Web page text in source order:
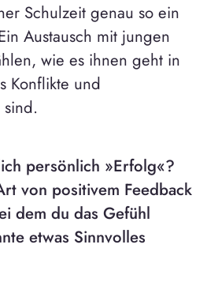
Schulzeit genau so ein
Austausch mit jungen
wie es ihnen geht in
Konflikte und
persönlich »Erfolg«?
von positivem Feedback
dem du das Gefühl
etwas Sinnvolles